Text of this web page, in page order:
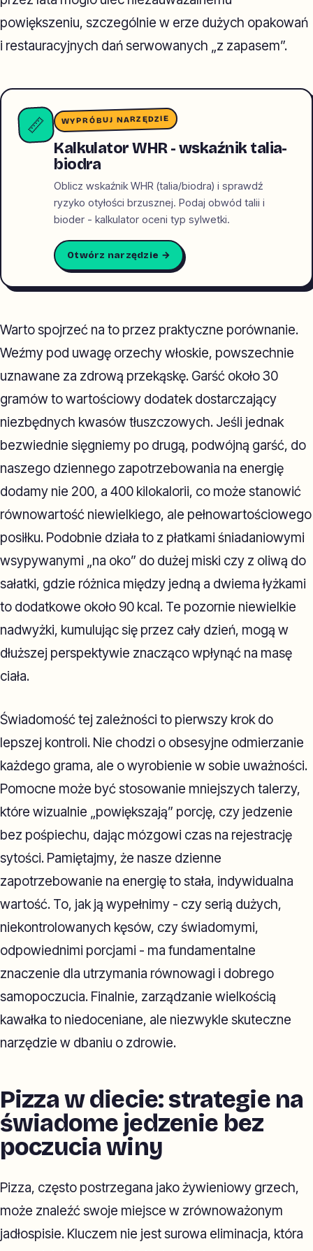
powiększeniu, szczególnie w erze dużych opakowań
i restauracyjnych dań serwowanych „z zapasem”.
📏 WYPRÓBUJ NARZĘDZIE
Kalkulator WHR - wskaźnik talia-
biodra
Oblicz wskaźnik WHR (talia/biodra) i sprawdź
ryzyko otyłości brzusznej. Podaj obwód talii i
bioder - kalkulator oceni typ sylwetki.
Otwórz narzędzie →
Warto spojrzeć na to przez praktyczne porównanie.
Weźmy pod uwagę orzechy włoskie, powszechnie
uznawane za zdrową przekąskę. Garść około 30
gramów to wartościowy dodatek dostarczający
niezbędnych kwasów tłuszczowych. Jeśli jednak
bezwiednie sięgniemy po drugą, podwójną garść, do
naszego dziennego zapotrzebowania na energię
dodamy nie 200, a 400 kilokalorii, co może stanowić
równowartość niewielkiego, ale pełnowartościowego
posiłku. Podobnie działa to z płatkami śniadaniowymi
wsypywanymi „na oko” do dużej miski czy z oliwą do
sałatki, gdzie różnica między jedną a dwiema łyżkami
to dodatkowe około 90 kcal. Te pozornie niewielkie
nadwyżki, kumulując się przez cały dzień, mogą w
dłuższej perspektywie znacząco wpłynąć na masę
ciała.
Świadomość tej zależności to pierwszy krok do
lepszej kontroli. Nie chodzi o obsesyjne odmierzanie
każdego grama, ale o wyrobienie w sobie uważności.
Pomocne może być stosowanie mniejszych talerzy,
które wizualnie „powiększają” porcję, czy jedzenie
bez pośpiechu, dając mózgowi czas na rejestrację
sytości. Pamiętajmy, że nasze dzienne
zapotrzebowanie na energię to stała, indywidualna
wartość. To, jak ją wypełnimy - czy serią dużych,
niekontrolowanych kęsów, czy świadomymi,
odpowiednimi porcjami - ma fundamentalne
znaczenie dla utrzymania równowagi i dobrego
samopoczucia. Finalnie, zarządzanie wielkością
kawałka to niedoceniane, ale niezwykle skuteczne
narzędzie w dbaniu o zdrowie.
Pizza w diecie: strategie na
świadome jedzenie bez
poczucia winy
Pizza, często postrzegana jako żywieniowy grzech,
może znaleźć swoje miejsce w zrównoważonym
jadłospisie. Kluczem nie jest surowa eliminacja, która